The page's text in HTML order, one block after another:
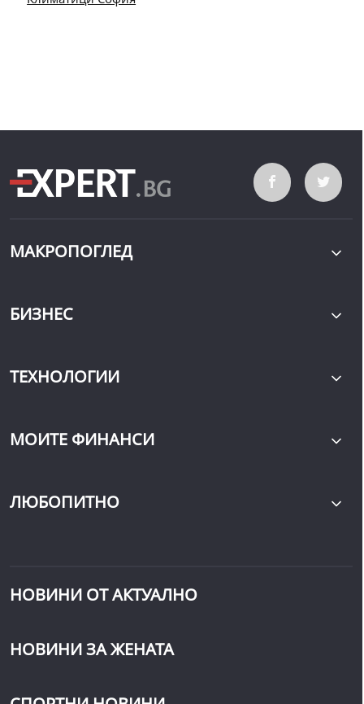
МАКРОПОГЛЕД
БИЗНЕС
ТЕХНОЛОГИИ
МОИТЕ ФИНАНСИ
ЛЮБОПИТНО
НОВИНИ ОТ АКТУАЛНО
НОВИНИ ЗА ЖЕНАТА